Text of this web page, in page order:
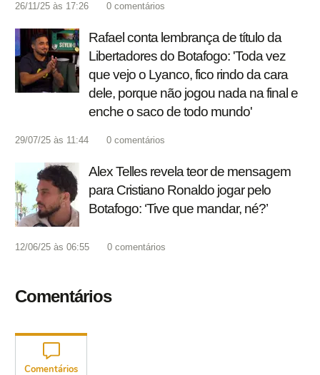
26/11/25 às 17:26 0 comentários
Rafael conta lembrança de título da
Libertadores do Botafogo: 'Toda vez
que vejo o Lyanco, fico rindo da cara
dele, porque não jogou nada na final e
enche o saco de todo mundo'
29/07/25 às 11:44 0 comentários
Alex Telles revela teor de mensagem
para Cristiano Ronaldo jogar pelo
Botafogo: ‘Tive que mandar, né?’
12/06/25 às 06:55 0 comentários
Comentários